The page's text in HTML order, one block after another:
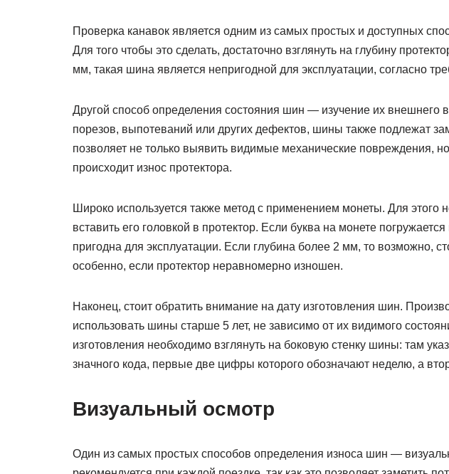
Проверка канавок является одним из самых простых и доступных
Для того чтобы это сделать, достаточно взглянуть на глубину
мм, такая шина является непригодной для эксплуатации, согласно
Другой способ определения состояния шин — изучение их внешнего
порезов, выпотеваний или других дефектов, шины также подлежат
позволяет не только выявить видимые механические повреждения,
происходит износ протектора.
Широко используется также метод с применением монеты. Для этого
вставить его головкой в протектор. Если буква на монете
пригодна для эксплуатации. Если глубина более 2 мм, то возможно,
особенно, если протектор неравномерно изношен.
Наконец, стоит обратить внимание на дату изготовления шин.
использовать шины старше 5 лет, не зависимо от их видимого
изготовления необходимо взглянуть на боковую стенку шины: там
значного кода, первые две цифры которого обозначают неделю, а
Визуальный осмотр
Один из самых простых способов определения износа шин —